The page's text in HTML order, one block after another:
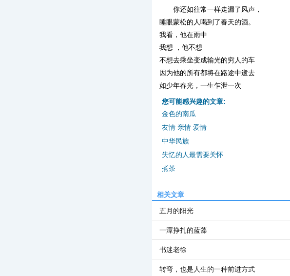
你还如往常一样走漏了风声，
睡眼蒙松的人喝到了春天的酒。
我看，他在雨中
我想 ，他不想
不想去乘坐变成输光的穷人的车
因为他的所有都将在路途中逝去
如少年春光，一生乍泄一次
您可能感兴趣的文章:
金色的南瓜
友情 亲情 爱情
中华民族
失忆的人最需要关怀
煮茶
相关文章
五月的阳光
一潭挣扎的蓝藻
书迷老徐
转弯，也是人生的一种前进方式